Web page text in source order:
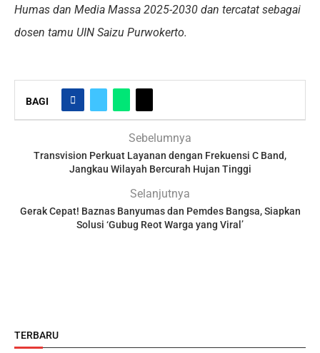
Humas dan Media Massa 2025-2030 dan tercatat sebagai
dosen tamu UIN Saizu Purwokerto.
BAGI
Sebelumnya
Transvision Perkuat Layanan dengan Frekuensi C Band,
Jangkau Wilayah Bercurah Hujan Tinggi
Selanjutnya
Gerak Cepat! Baznas Banyumas dan Pemdes Bangsa, Siapkan
Solusi ‘Gubug Reot Warga yang Viral’
TERBARU